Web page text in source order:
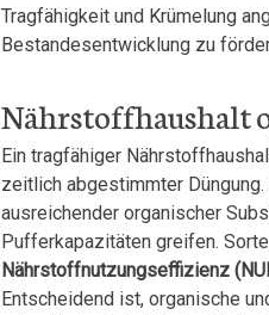
Tragfähigkeit und Krümelung
Bestandesentwicklung zu
Nährstoffhaushalt
Ein tragfähiger
zeitlich abgestimmter
ausreichender organischer
Pufferkapazitäten greifen.
Nährstoffnutzungseffizienz
Entscheidend ist, organische